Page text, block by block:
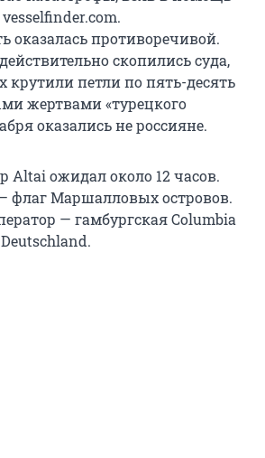
оказалась противоречивой.
скопились суда,
крутили петли по пять-десять
жертвами «турецкого
оказались не россияне.
Altai ожидал около 12 часов.
флаг Маршалловых островов.
— гамбургская Columbia